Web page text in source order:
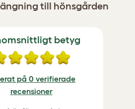
till hönsgården
betyg
på 0 verifierade
recensioner